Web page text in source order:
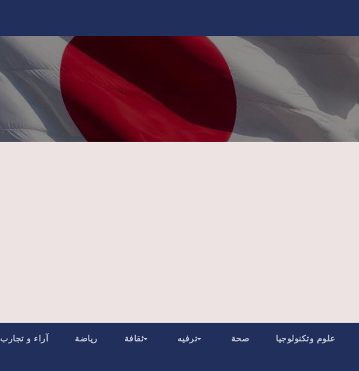
علوم وتكنولوجيا صحة ترفيه ثقافة رياضة آراء و تجارب